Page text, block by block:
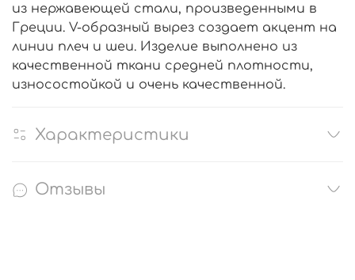
из нержавеющей стали, произведенными в
Греции. V-образный вырез создает акцент на
линии плеч и шеи. Изделие выполнено из
качественной ткани средней плотности,
износостойкой и очень качественной.
Характеристики
Отзывы